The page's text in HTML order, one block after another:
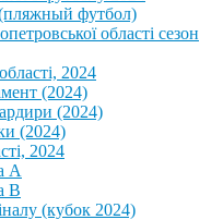
футбол)
області сезон
2024
(2024)
(2024)
(2024)
2024
А
В
(кубок 2024)